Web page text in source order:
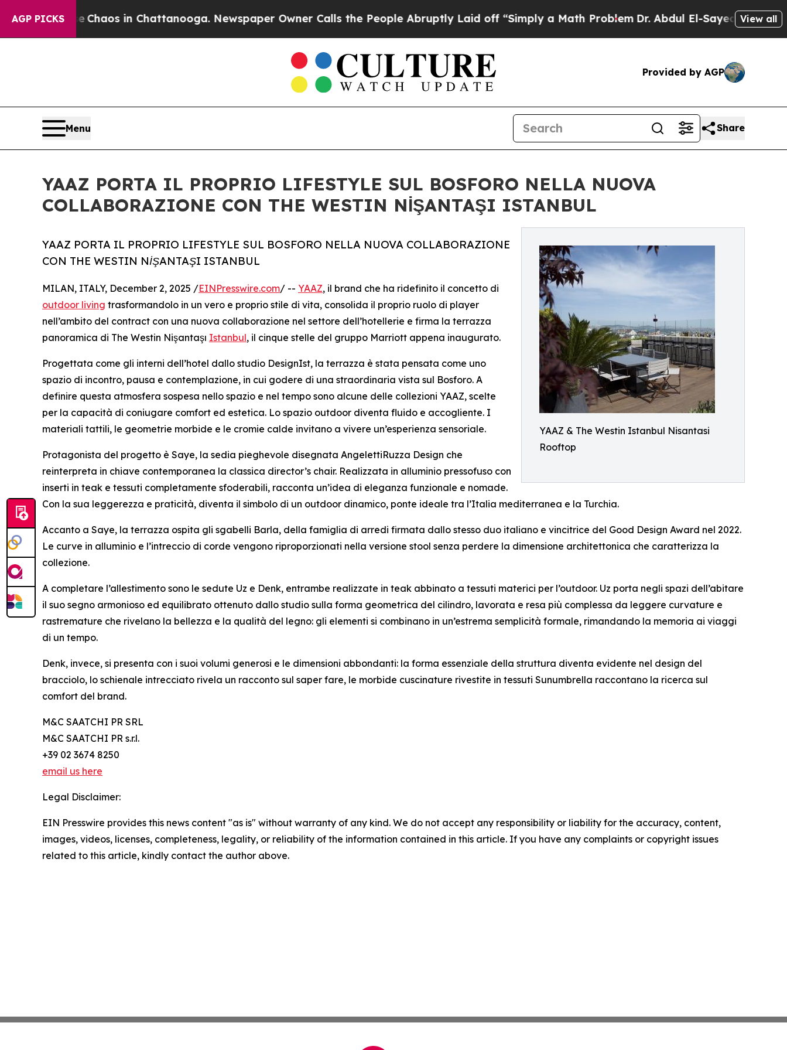
AGP PICKS
CollapseChaos in Chattanooga. Newspaper Owner Calls the People Abruptly Laid off “Simply a Math ProblemDr. Abdul El-Sayed on Historic
View all
Provided by AGP
Menu Share
YAAZ PORTA IL PROPRIO LIFESTYLE SUL BOSFORO NELLA NUOVA
COLLABORAZIONE CON THE WESTIN NİŞANTAŞI ISTANBUL
YAAZ & The Westin Istanbul Nisantasi
Rooftop
YAAZ PORTA IL PROPRIO LIFESTYLE SUL BOSFORO NELLA NUOVA COLLABORAZIONE
CON THE WESTIN NİŞANTAŞI ISTANBUL
MILAN, ITALY, December 2, 2025 /EINPresswire.com/ -- YAAZ, il brand che ha ridefinito il concetto di
outdoor living trasformandolo in un vero e proprio stile di vita, consolida il proprio ruolo di player
nell’ambito del contract con una nuova collaborazione nel settore dell’hotellerie e firma la terrazza
panoramica di The Westin Nişantaşı Istanbul, il cinque stelle del gruppo Marriott appena inaugurato.
Progettata come gli interni dell’hotel dallo studio DesignIst, la terrazza è stata pensata come uno
spazio di incontro, pausa e contemplazione, in cui godere di una straordinaria vista sul Bosforo. A
definire questa atmosfera sospesa nello spazio e nel tempo sono alcune delle collezioni YAAZ, scelte
per la capacità di coniugare comfort ed estetica. Lo spazio outdoor diventa fluido e accogliente. I
materiali tattili, le geometrie morbide e le cromie calde invitano a vivere un’esperienza sensoriale.
Protagonista del progetto è Saye, la sedia pieghevole disegnata AngelettiRuzza Design che
reinterpreta in chiave contemporanea la classica director’s chair. Realizzata in alluminio pressofuso con
inserti in teak e tessuti completamente sfoderabili, racconta un’idea di eleganza funzionale e nomade.
Con la sua leggerezza e praticità, diventa il simbolo di un outdoor dinamico, ponte ideale tra l’Italia mediterranea e la Turchia.
Accanto a Saye, la terrazza ospita gli sgabelli Barla, della famiglia di arredi firmata dallo stesso duo italiano e vincitrice del Good Design Award nel 2022.
Le curve in alluminio e l’intreccio di corde vengono riproporzionati nella versione stool senza perdere la dimensione architettonica che caratterizza la
collezione.
A completare l’allestimento sono le sedute Uz e Denk, entrambe realizzate in teak abbinato a tessuti materici per l’outdoor. Uz porta negli spazi dell’abitare
il suo segno armonioso ed equilibrato ottenuto dallo studio sulla forma geometrica del cilindro, lavorata e resa più complessa da leggere curvature e
rastremature che rivelano la bellezza e la qualità del legno: gli elementi si combinano in un’estrema semplicità formale, rimandando la memoria ai viaggi
di un tempo.
Denk, invece, si presenta con i suoi volumi generosi e le dimensioni abbondanti: la forma essenziale della struttura diventa evidente nel design del
bracciolo, lo schienale intrecciato rivela un racconto sul saper fare, le morbide cuscinature rivestite in tessuti Sunumbrella raccontano la ricerca sul
comfort del brand.
M&C SAATCHI PR SRL
M&C SAATCHI PR s.r.l.
+39 02 3674 8250
email us here
Legal Disclaimer:
EIN Presswire provides this news content "as is" without warranty of any kind. We do not accept any responsibility or liability for the accuracy, content,
images, videos, licenses, completeness, legality, or reliability of the information contained in this article. If you have any complaints or copyright issues
related to this article, kindly contact the author above.